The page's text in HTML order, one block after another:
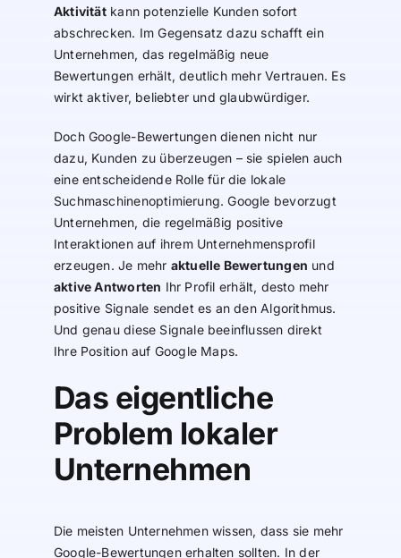
Aktivitätkann potenzielle Kunden sofort
abschrecken. Im Gegensatz dazu schafft ein
Unternehmen, das regelmäßig neue
Bewertungen erhält, deutlich mehr Vertrauen. Es
wirkt aktiver, beliebter und glaubwürdiger.
Doch Google-Bewertungen dienen nicht nur
dazu, Kunden zu überzeugen – sie spielen auch
eine entscheidende Rolle für die lokale
Suchmaschinenoptimierung. Google bevorzugt
Unternehmen, die regelmäßig positive
Interaktionen auf ihrem Unternehmensprofil
erzeugen. Je mehr aktuelle Bewertungen und
aktive Antworten Ihr Profil erhält, desto mehr
positive Signale sendet es an den Algorithmus.
Und genau diese Signale beeinflussen direkt
Ihre Position auf Google Maps.
Das eigentliche
Problem lokaler
Unternehmen
Die meisten Unternehmen wissen, dass sie mehr
Google-Bewertungen erhalten sollten. In der